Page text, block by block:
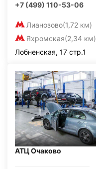
+7 (499) 110-53-06
Лианозово(1,72 км)
Яхромская(2,34 км)
Лобненская, 17 стр.1
АТЦ Очаково